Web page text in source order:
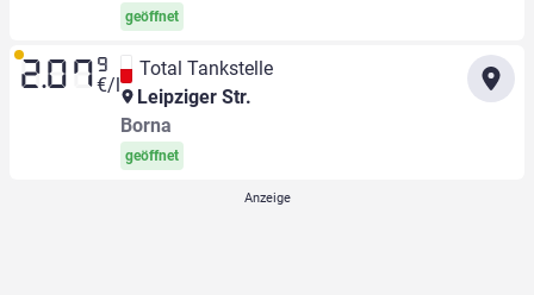
geöffnet
2.07 9
€/l
Total Tankstelle
Leipziger Str.
Borna
geöffnet